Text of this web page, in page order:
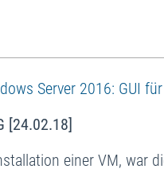
Server 2016: GUI
[24.02.18]
einer VM, war